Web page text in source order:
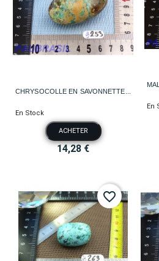
CHRYSOCOLLE EN SAVONNETTE...
En Stock
ACHETER
14,28 €
En
favorite_border